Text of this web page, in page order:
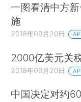
一图看清中方
施
2018年09月20日
2000亿美元关
2018年09月20日
中国决定对约